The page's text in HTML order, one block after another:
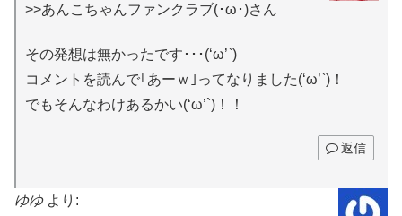
>>あんこちゃんファンクラブ(･ω･)さん
その発想は無かったです･･･(‘ω’`)
コメントを読んで｢あーｗ｣ってなりました(‘ω’`)！
でもそんなわけあるかい(‘ω’`)！！
返信
ゆゆ より: